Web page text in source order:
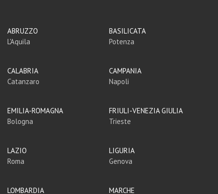
ABRUZZO
L'Aquila
BASILICATA
Potenza
CALABRIA
Catanzaro
CAMPANIA
Napoli
EMILIA-ROMAGNA
Bologna
FRIULI-VENEZIA GIULIA
Trieste
LAZIO
Roma
LIGURIA
Genova
LOMBARDIA
MARCHE